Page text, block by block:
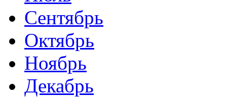
Сентябрь
Октябрь
Ноябрь
Декабрь